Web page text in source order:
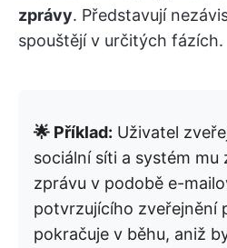
zprávy. Představují
spouštějí v určitých fázích.
🌟 Příklad: Uživatel
sociální síti a systém mu
zprávu v podobě e-
potvrzujícího zveřejnění
pokračuje v běhu, aniž